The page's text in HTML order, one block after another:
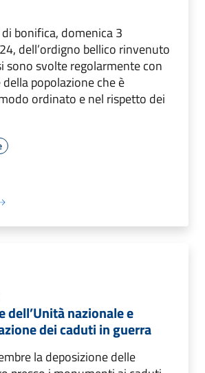
bonifica, domenica 3
dell’ordigno bellico rinvenuto
sono svolte regolarmente con
della popolazione che è
ordinato e nel rispetto dei
dell’Unità nazionale e
dei caduti in guerra
la deposizione delle